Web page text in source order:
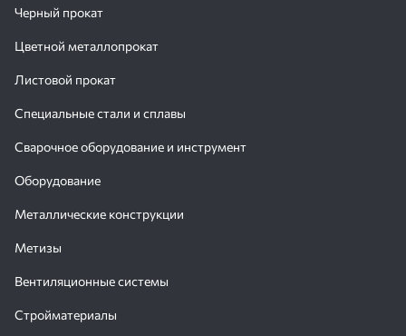
Черный прокат
Цветной металлопрокат
Листовой прокат
Специальные стали и сплавы
Сварочное оборудование и инструмент
Оборудование
Металлические конструкции
Метизы
Вентиляционные системы
Стройматериалы